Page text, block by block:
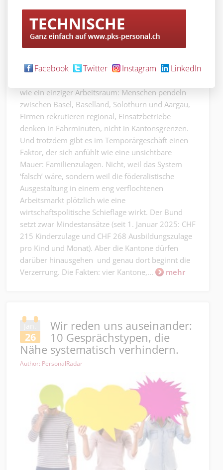
wie ein einziger Arbeitsraum: Menschen pendeln
zwischen Basel, Baselland, Solothurn und Aargau,
Firmen rekrutieren regional, Einsatzbetriebe
denken in Fahrminuten, nicht in Kantonsgrenzen.
Und trotzdem gibt es im Temporärgeschäft einen
Faktor, der sich anfühlt wie eine unsichtbare
Mauer: Familienzulagen. Nicht, weil das System
‘falsch’ wäre, sondern weil die föderalistische
Ausgestaltung in einem eng verflochtenen
Arbeitsmarkt plötzlich wie eine
wirtschaftspolitische Schieflage wirkt. Der Bund
setzt zwar Mindestansätze (seit 1. Januar 2025: CHF
215 Kinderzulage und CHF 268 Ausbildungszulage
pro Kind und Monat). Aber die Kantone dürfen
darüber hinausgehen und genau dort beginnt die
Verzerrung. Die Fakten: vier Kantone,...
mehr
Jan.
26
Wir reden uns auseinander:
10 Gesprächstypen, die
Nähe systematisch verhindern.
Author: PersonalRadar
Facebook Twitter Instagram LinkedIn